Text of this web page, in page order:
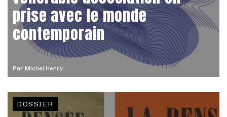
Par Michel Henry
prise avec le monde
contemporain
DOSSIER